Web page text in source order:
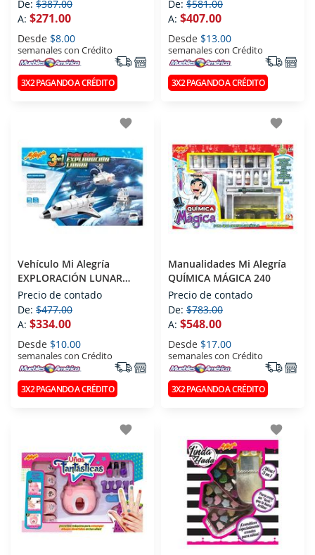
De: $387.00
A: $271.00
Desde $8.00
semanales con Crédito
3X2 PAGANDO A CRÉDITO
De: $581.00
A: $407.00
Desde $13.00
semanales con Crédito
3X2 PAGANDO A CRÉDITO
favorite
Vehículo Mi Alegría
EXPLORACIÓN LUNAR
1884
Precio de contado
De: $477.00
A: $334.00
Desde $10.00
semanales con Crédito
3X2 PAGANDO A CRÉDITO
favorite
Manualidades Mi Alegría
QUÍMICA MÁGICA 240
Precio de contado
De: $783.00
A: $548.00
Desde $17.00
semanales con Crédito
3X2 PAGANDO A CRÉDITO
favorite favorite